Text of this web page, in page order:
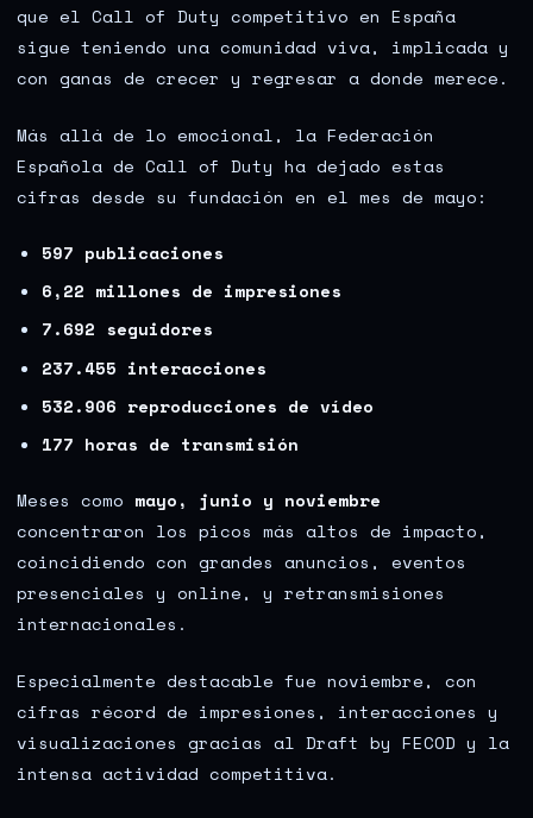
que el Call of Duty competitivo en España
sigue teniendo una comunidad viva, implicada y
con ganas de crecer y regresar a donde merece.
Más allá de lo emocional, la Federación
Española de Call of Duty ha dejado estas
cifras desde su fundación en el mes de mayo:
597 publicaciones
6,22 millones de impresiones
7.692 seguidores
237.455 interacciones
532.906 reproducciones de vídeo
177 horas de transmisión
Meses como mayo, junio y noviembre
concentraron los picos más altos de impacto,
coincidiendo con grandes anuncios, eventos
presenciales y online, y retransmisiones
internacionales.
Especialmente destacable fue noviembre, con
cifras récord de impresiones, interacciones y
visualizaciones gracias al Draft by FECOD y la
intensa actividad competitiva.